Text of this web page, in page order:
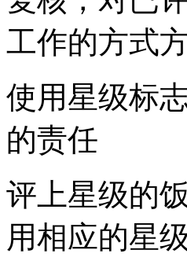
工作的方式
使用星级标
的责任
评上星级的
用相应的星